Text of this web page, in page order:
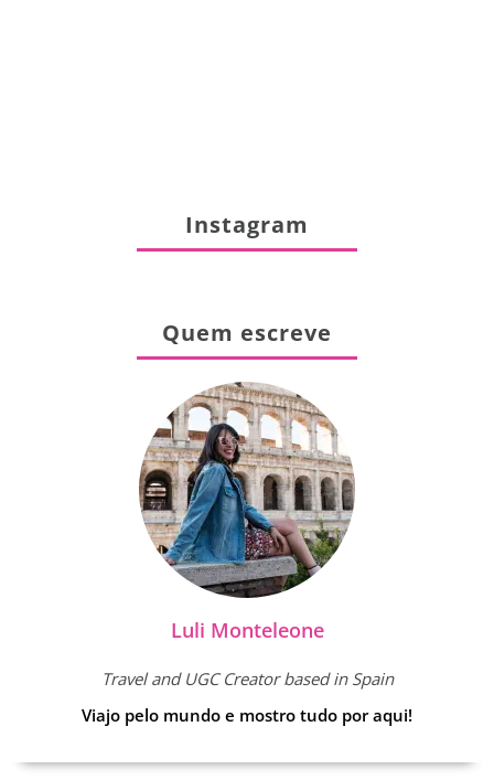
Instagram
Quem escreve
Luli Monteleone
Travel and UGC Creator based in Spain
Viajo pelo mundo e mostro tudo por aqui!